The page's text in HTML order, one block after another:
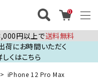
0
円以上で送料無料
荷にお時間いただく
くはこちら
iPhone 12 Pro Max